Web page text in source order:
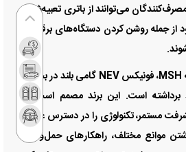
می‌توانند از باتری تعبیه‌شده
جمله روشن کردن دستگاه‌های برقی با
با عرضه تکنولوژی پیشرفته MSH، فونیکس NEV گامی بلند در بخش
برداشته است. این برند مصمم است با
مستمر، تکنولوژی را در دسترس عموم
موانع مختلف، راهکار‌های حمل‌ونقل